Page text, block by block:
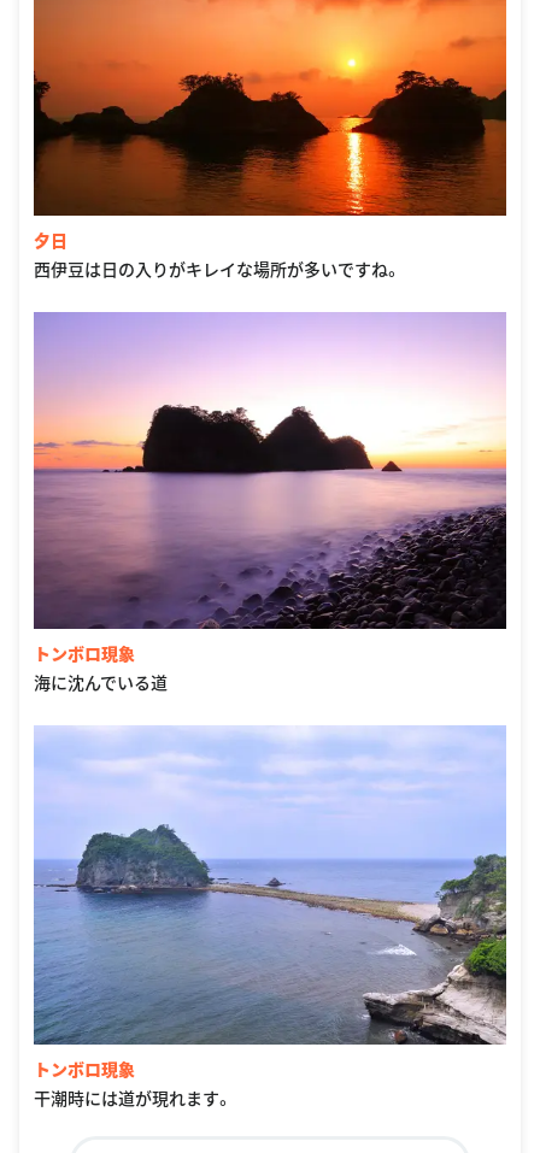
夕日
西伊豆は日の入りがキレイな場所が多いですね。
トンボロ現象
海に沈んでいる道
トンボロ現象
干潮時には道が現れます。